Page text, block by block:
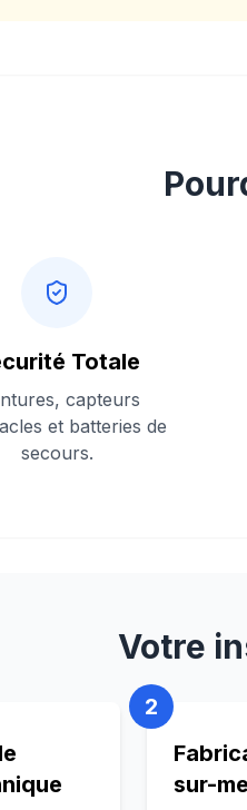
Totale
capteurs
et batteries de
secours.
Votre
2
sur-